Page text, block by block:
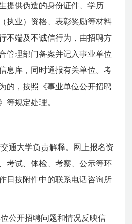
提供伪造的身份证件、学历
执业）资格、表彰奖励等材料
不端及不诚信行为，由招聘方
管理部门备案并记入事业单位
息库，同时通报有关单位。考
的，按照《事业单位公开招聘
等规定处理。
交通大学负责解释。网上报名资
考试、体检、考察、公示等环
日按附件中的联系电话咨询所
位公开招聘问题和情况反映信